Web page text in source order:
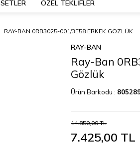
SETLER ÖZEL TEKLIFLER
RAY-BAN 0RB3025-001/3E58 ERKEK GÖZLÜK
RAY-BAN
Ray-Ban
Gözlük
Ürün Barkodu :
14.850,00TL
7.425,00 TL